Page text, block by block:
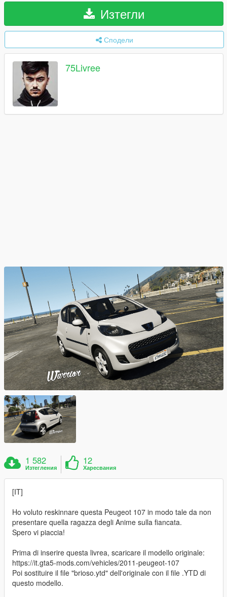
Изтегли
Сподели
75Livree
1 582
Изтегления
12
Харесвания
[IT]
Ho voluto reskinnare questa Peugeot 107 in modo tale da non
presentare quella ragazza degli Anime sulla fiancata.
Spero vi piaccia!
Prima di inserire questa livrea, scaricare il modello originale:
https://it.gta5-mods.com/vehicles/2011-peugeot-107
Poi sostituire il file "brioso.ytd" dell'originale con il file .YTD di
questo modello.